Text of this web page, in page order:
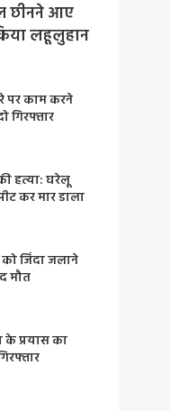
छीनने आए
लहूलुहान
पर काम करने
गिरफ्तार
हत्या: घरेलू
कर मार डाला
जिंदा जलाने
मौत
प्रयास का